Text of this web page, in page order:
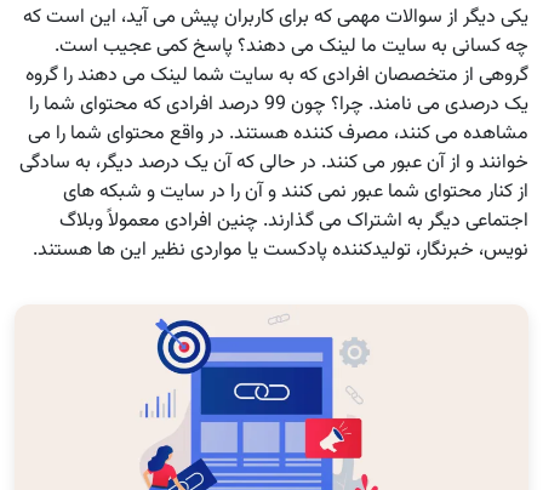
یکی دیگر از سوالات مهمی که برای کاربران پیش می آید، این است که
چه کسانی به سایت ما لینک می دهند؟ پاسخ کمی عجیب است.
گروهی از متخصصان افرادی که به سایت شما لینک می دهند را گروه
یک درصدی می نامند. چرا؟ چون 99 درصد افرادی که محتوای شما را
مشاهده می کنند، مصرف کننده هستند. در واقع محتوای شما را می
خوانند و از آن عبور می کنند. در حالی که آن یک درصد دیگر، به سادگی
از کنار محتوای شما عبور نمی کنند و آن را در سایت و شبکه های
اجتماعی دیگر به اشتراک می گذارند. چنین افرادی معمولاً وبلاگ
نویس، خبرنگار، تولیدکننده پادکست یا مواردی نظیر این ها هستند.